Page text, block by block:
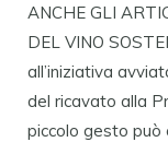
ANCHE GLI
DEL VINO
all’iniziativa
del ricavato alla
piccolo gesto può